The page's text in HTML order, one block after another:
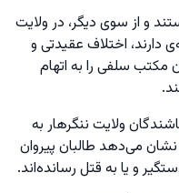
و از سوی دیگر، در ولایت
دارند، اختلاف عقیدتی و
مکتب سلفی را به اتهام
دست‌کم ۱۰۱ تن از باشندگان ولایت ننگرهار به
می‌دهد طالبان پیروان
و یا به قتل رسانده‌اند.